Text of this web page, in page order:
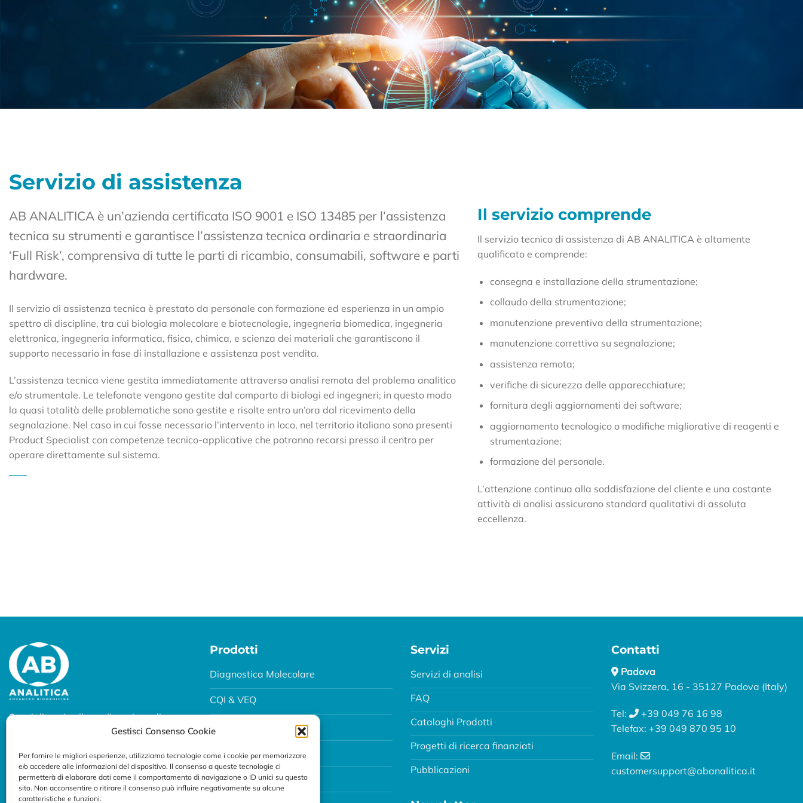
Gestisci Consenso Cookie
Per fornire le migliori esperienze, utilizziamo tecnologie come i cookie per memorizzare
e/o accedere alle informazioni del dispositivo. Il consenso a queste tecnologie ci
permetterà di elaborare dati come il comportamento di navigazione o ID unici su questo
sito. Non acconsentire o ritirare il consenso può influire negativamente su alcune
caratteristiche e funzioni.
Servizio di assistenza
AB ANALITICA è un’azienda certificata ISO 9001 e ISO 13485 per l’assistenza
tecnica su strumenti e garantisce l’assistenza tecnica ordinaria e straordinaria
‘Full Risk’, comprensiva di tutte le parti di ricambio, consumabili, software e parti
hardware.
Il servizio di assistenza tecnica è prestato da personale con formazione ed esperienza in un ampio
spettro di discipline, tra cui biologia molecolare e biotecnologie, ingegneria biomedica, ingegneria
elettronica, ingegneria informatica, fisica, chimica, e scienza dei materiali che garantiscono il
supporto necessario in fase di installazione e assistenza post vendita.
L’assistenza tecnica viene gestita immediatamente attraverso analisi remota del problema analitico
e/o strumentale. Le telefonate vengono gestite dal comparto di biologi ed ingegneri; in questo modo
la quasi totalità delle problematiche sono gestite e risolte entro un’ora dal ricevimento della
segnalazione. Nel caso in cui fosse necessario l’intervento in loco, nel territorio italiano sono presenti
Product Specialist con competenze tecnico-applicative che potranno recarsi presso il centro per
operare direttamente sul sistema.
Il servizio comprende
Il servizio tecnico di assistenza di AB ANALITICA è altamente
qualificato e comprende:
consegna e installazione della strumentazione;
collaudo della strumentazione;
manutenzione preventiva della strumentazione;
manutenzione correttiva su segnalazione;
assistenza remota;
verifiche di sicurezza delle apparecchiature;
fornitura degli aggiornamenti dei software;
aggiornamento tecnologico o modifiche migliorative di reagenti e
strumentazione;
formazione del personale.
L’attenzione continua alla soddisfazione del cliente e una costante
attività di analisi assicurano standard qualitativi di assoluta
eccellenza.
Specializzati nella realizzazione di
soluzioni diagnostiche per uso
Seguici su:
Prodotti
Diagnostica Molecolare
CQI & VEQ
Biobanking
Fertility e PMA
Breath Test
Servizi
Servizi di analisi
FAQ
Cataloghi Prodotti
Progetti di ricerca finanziati
Pubblicazioni
Contatti
Padova
Via Svizzera, 16 - 35127 Padova (Italy)
Tel:
+39 049 76 16 98
Telefax: +39 049 870 95 10
Email:
customersupport@abanalitica.it